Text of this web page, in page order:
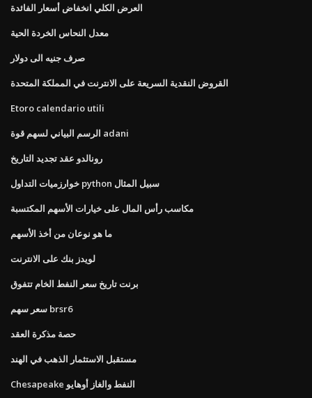
العرض الكلي انخفاض أسعار الفائدة
معدل النحاس الخردة الحية
صرف جنيه الى دولار
القروض النقدية السريعة على الانترنت في المملكة المتحدة
Etoro calendario utili
الرسم البياني لسهم قوة adani
رونالدو عقد تجديد التاريخ
خوارزميات التداول python سبيل المثال
مكاسب رأس المال على خيارات الأسهم المكتسبة
ما هو نوعان من أخذ الأسهم
لويدز بنك على الانترنت
برنت تاريخ سعر النفط الخام تتفوق
سعر سهم brsr6
حصة مذكرة العقد
مستقبل الاستثمار الذهب في الهند
Chesapeake النفط والغاز أوهايو